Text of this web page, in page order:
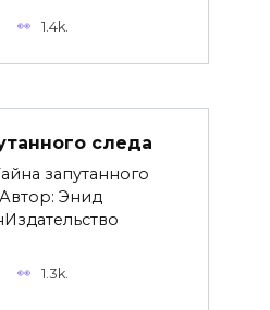
1.4k.
следа
запутанного
Энид
1.3k.